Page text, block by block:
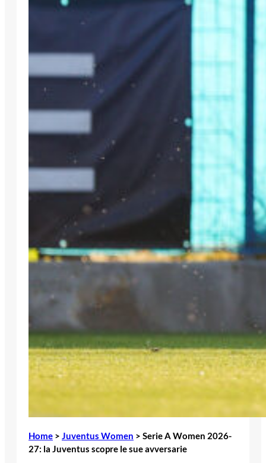
Home > Juventus Women > Serie A Women 2026-
27: la Juventus scopre le sue avversarie